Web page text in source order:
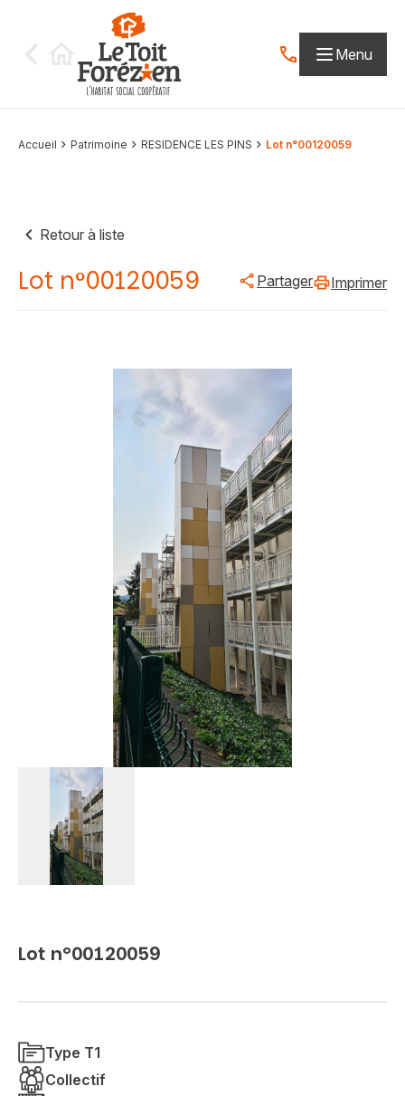
Contactez-nous
Menu
Accueil Patrimoine RESIDENCE LES PINS Lot n°00120059
Retour à liste
Lot n°00120059 Partager Imprimer
Lot n°00120059
Type T1
Collectif